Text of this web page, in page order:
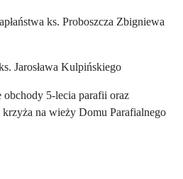
ks. Proboszcza Zbigniewa
Kulpińskiego
5-lecia parafii oraz
na wieży Domu Parafialnego